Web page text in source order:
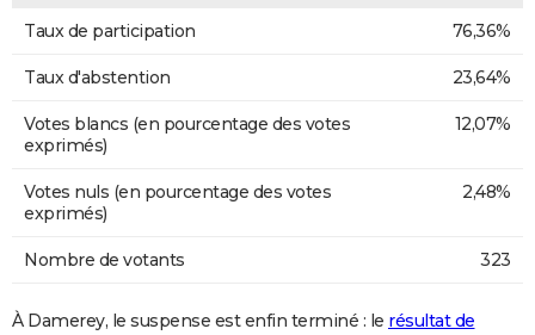
Taux de participation 76,36%
Taux d'abstention 23,64%
Votes blancs (en pourcentage des votes
exprimés)
12,07%
Votes nuls (en pourcentage des votes
exprimés)
2,48%
Nombre de votants 323
À Damerey, le suspense est enfin terminé : le résultat de